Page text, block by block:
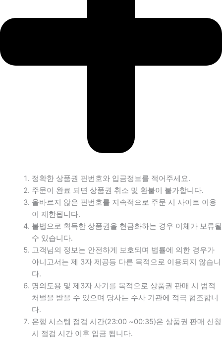
정확한 상품권 핀번호와 입금정보를 적어주세요.
주문이 완료 되면 상품권 취소 및 환불이 불가합니다.
올바르지 않은 핀번호를 지속적으로 주문 시 사이트 이용
이 제한됩니다.
불법으로 획득한 상품권을 현금화하는 경우 이체가 보류될
수 있습니다.
고객님의 정보는 안전하게 보호되며 법률에 의한 경우가
아니고서는 제 3자 제공등 다른 목적으로 이용되지 않습니
다.
명의도용 및 제3자 사기를 목적으로 상품권 판매 시 법적
처벌을 받을 수 있으며 당사는 수사 기관에 적극 협조합니
다.
은행 시스템 점검 시간(23:00 ~00:35)은 상품권 판매 신청
시 점검 시간 이후 입금 됩니다.